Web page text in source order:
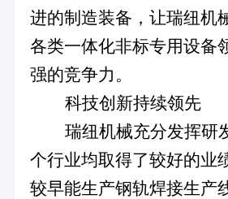
进的制造装备，让瑞纽机
各类一体化非标专用设备
强的竞争力。
科技创新持续领先
瑞纽机械充分发挥研
个行业均取得了较好的业
较早能生产钢轨焊接生产